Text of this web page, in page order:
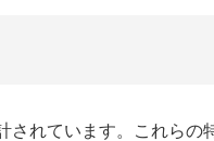
れています。これら